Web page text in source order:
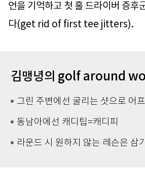
언을 기억하고 첫 홀 드라이버 증후
다(get rid of first tee jitters).
김맹녕의 golf around
그린 주변에선 굴리는 샷으로 어
동남아에선 캐디팁=캐디피
라운드 시 원하지 않는 레슨은 삼